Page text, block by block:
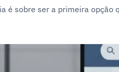
é sobre ser a primeira